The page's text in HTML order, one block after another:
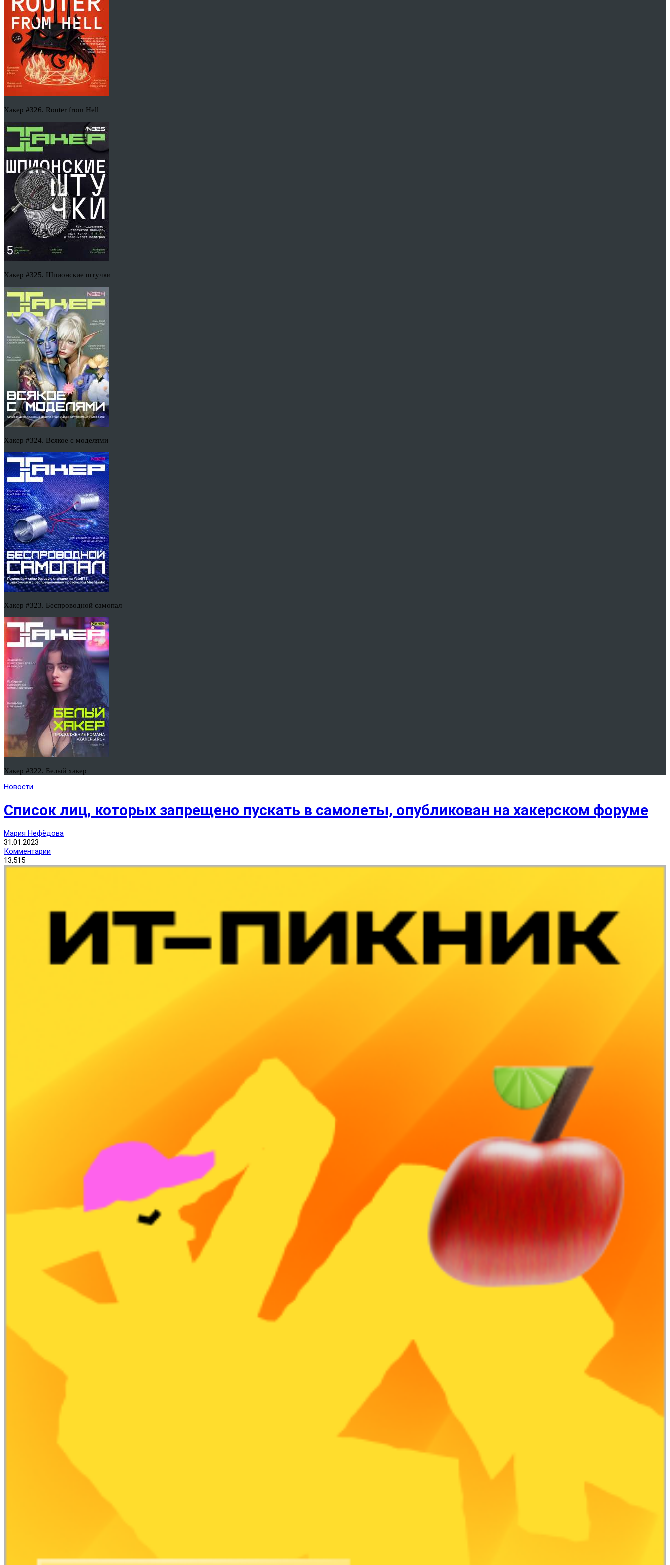
Хакер #326. Router from Hell
Хакер #325. Шпионские штучки
Хакер #324. Всякое с моделями
Хакер #323. Беспроводной самопал
Хакер #322. Белый хакер
Новости
Список лиц, которых запрещено пускать в самолеты, опубликован на хакерском форуме
Мария Нефёдова
31.01.2023
Комментарии
13,515